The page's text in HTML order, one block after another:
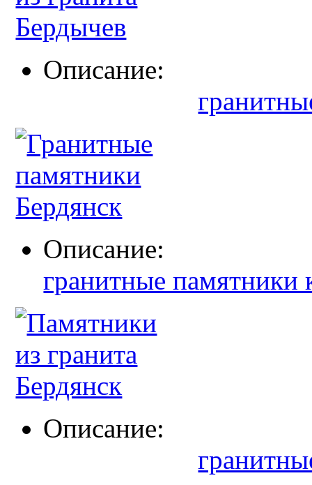
Описание:
Описание:
гранитные памятники
Описание: